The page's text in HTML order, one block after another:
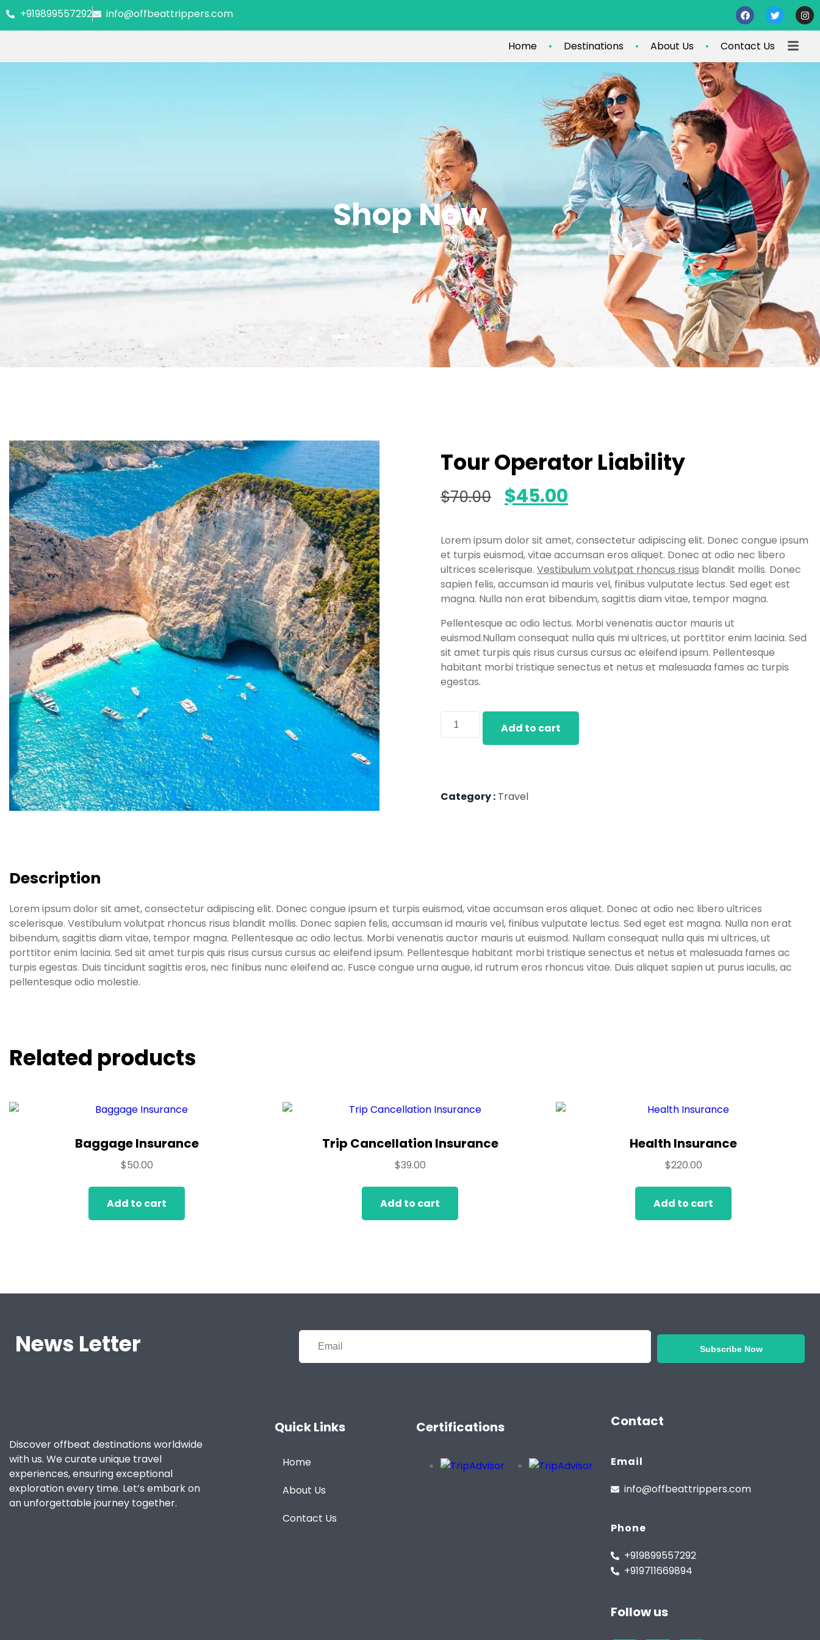
+919899557292 info@offbeattrippers.com
Home Destinations About Us Contact Us
Shop Now
Tour Operator Liability
$70.00 $45.00
Lorem ipsum dolor sit amet, consectetur adipiscing elit. Donec congue ipsum
et turpis euismod, vitae accumsan eros aliquet. Donec at odio nec libero
ultrices scelerisque. Vestibulum volutpat rhoncus risus blandit mollis. Donec
sapien felis, accumsan id mauris vel, finibus vulputate lectus. Sed eget est
magna. Nulla non erat bibendum, sagittis diam vitae, tempor magna.
Pellentesque ac odio lectus. Morbi venenatis auctor mauris ut
euismod.Nullam consequat nulla quis mi ultrices, ut porttitor enim lacinia. Sed
sit amet turpis quis risus cursus cursus ac eleifend ipsum. Pellentesque
habitant morbi tristique senectus et netus et malesuada fames ac turpis
egestas.
Add to cart
Category : Travel
Description
Lorem ipsum dolor sit amet, consectetur adipiscing elit. Donec congue ipsum et turpis euismod, vitae accumsan eros aliquet. Donec at odio nec libero ultrices
scelerisque. Vestibulum volutpat rhoncus risus blandit mollis. Donec sapien felis, accumsan id mauris vel, finibus vulputate lectus. Sed eget est magna. Nulla non erat
bibendum, sagittis diam vitae, tempor magna. Pellentesque ac odio lectus. Morbi venenatis auctor mauris ut euismod. Nullam consequat nulla quis mi ultrices, ut
porttitor enim lacinia. Sed sit amet turpis quis risus cursus cursus ac eleifend ipsum. Pellentesque habitant morbi tristique senectus et netus et malesuada fames ac
turpis egestas. Duis tincidunt sagittis eros, nec finibus nunc eleifend ac. Fusce congue urna augue, id rutrum eros rhoncus vitae. Duis aliquet sapien ut purus iaculis, ac
pellentesque odio molestie.
Related products
Baggage Insurance
$50.00
Add to cart
Trip Cancellation Insurance
$39.00
Add to cart
Health Insurance
$220.00
Add to cart
News Letter Subscribe Now
Discover offbeat destinations worldwide
with us. We curate unique travel
experiences, ensuring exceptional
exploration every time. Let’s embark on
an unforgettable journey together.
Quick Links
Home
About Us
Contact Us
Certifications Contact
Email
info@offbeattrippers.com
Phone
+919899557292
+919711669894
Follow us